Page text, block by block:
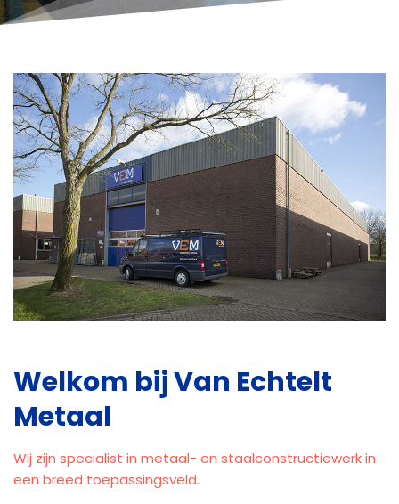
Welkom bij Van Echtelt
Metaal
Wij zijn specialist in metaal- en staalconstructiewerk in
een breed toepassingsveld.